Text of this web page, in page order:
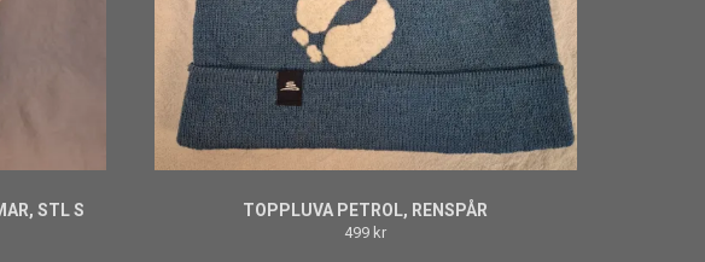
STL S TOPPLUVA PETROL, RENSPÅR
499 kr